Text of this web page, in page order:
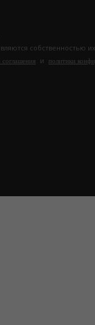
собственностью
соглашения и политики